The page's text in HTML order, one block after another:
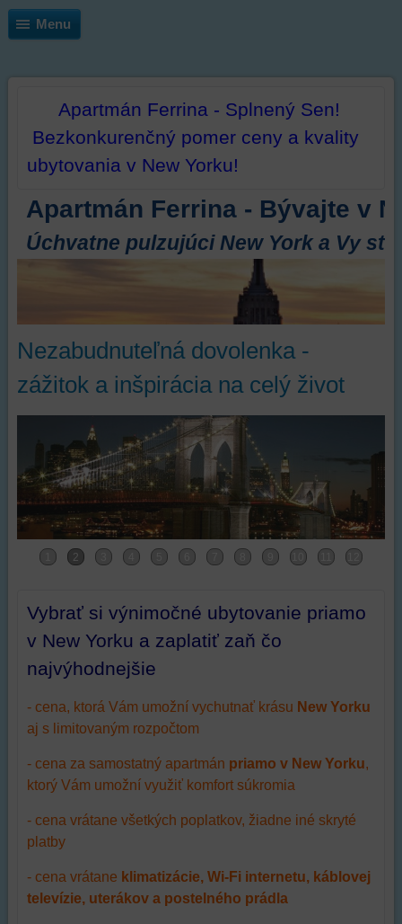
Menu
Apartmán Ferrina - Splnený Sen!
Bezkonkurenčný pomer ceny a kvality
ubytovania v New Yorku!
Apartmán Ferrina - Bývajte v
Úchvatne pulzujúci New York a Vy
Nezabudnuteľná dovolenka -
zážitok a inšpirácia na celý život
Vybrať si výnimočné ubytovanie priamo
v New Yorku a zaplatiť zaň čo
najvýhodnejšie
- cena, ktorá Vám umožní vychutnať krásu New Yorku
aj s limitovaným rozpočtom
- cena za samostatný apartmán priamo v New Yorku,
ktorý Vám umožní využiť komfort súkromia
- cena vrátane všetkých poplatkov, žiadne iné skryté
platby
- cena vrátane klimatizácie, Wi-Fi internetu, káblovej
televízie, uterákov a postelného prádla